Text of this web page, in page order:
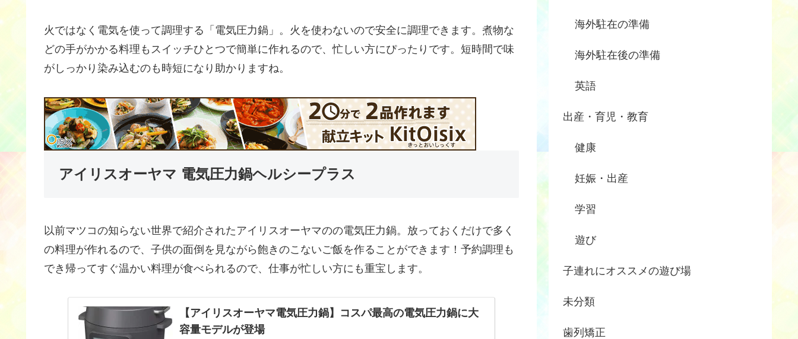
火ではなく電気を使って調理する「電気圧力鍋」。火を使わないので安全に調理できます。煮物な
どの手がかかる料理もスイッチひとつで簡単に作れるので、忙しい方にぴったりです。短時間で味
がしっかり染み込むのも時短になり助かりますね。
アイリスオーヤマ 電気圧力鍋ヘルシープラス
以前マツコの知らない世界で紹介されたアイリスオーヤマのの電気圧力鍋。放っておくだけで多く
の料理が作れるので、子供の面倒を見ながら飽きのこないご飯を作ることができます！予約調理も
でき帰ってすぐ温かい料理が食べられるので、仕事が忙しい方にも重宝します。
【アイリスオーヤマ電気圧力鍋】コスパ最高の電気圧力鍋に大
容量モデルが登場
海外駐在の準備
海外駐在後の準備
英語
出産・育児・教育
健康
妊娠・出産
学習
遊び
子連れにオススメの遊び場
未分類
歯列矯正